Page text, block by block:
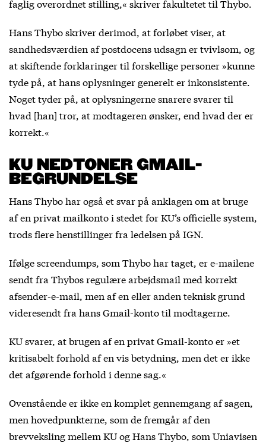
faglig overordnet stilling,« skriver fakultetet til Thybo.
Hans Thybo skriver derimod, at forløbet viser, at
sandhedsværdien af postdocens udsagn er tvivlsom, og
at skiftende forklaringer til forskellige personer »kunne
tyde på, at hans oplysninger generelt er inkonsistente.
Noget tyder på, at oplysningerne snarere svarer til
hvad [han] tror, at modtageren ønsker, end hvad der er
korrekt.«
KU NEDTONER GMAIL-
BEGRUNDELSE
Hans Thybo har også et svar på anklagen om at bruge
af en privat mailkonto i stedet for KU’s officielle system,
trods flere henstillinger fra ledelsen på IGN.
Ifølge screendumps, som Thybo har taget, er e-mailene
sendt fra Thybos regulære arbejdsmail med korrekt
afsender-e-mail, men af en eller anden teknisk grund
videresendt fra hans Gmail-konto til modtagerne.
KU svarer, at brugen af en privat Gmail-konto er »et
kritisabelt forhold af en vis betydning, men det er ikke
det afgørende forhold i denne sag.«
Ovenstående er ikke en komplet gennemgang af sagen,
men hovedpunkterne, som de fremgår af den
brevveksling mellem KU og Hans Thybo, som Uniavisen